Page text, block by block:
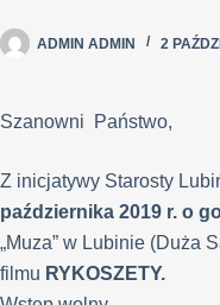
ADMIN ADMIN 2
Szanowni Państwo,
Z inicjatywy Starosty
października 2019 r. o
„Muza” w Lubinie (Duża
filmu RYKOSZETY.